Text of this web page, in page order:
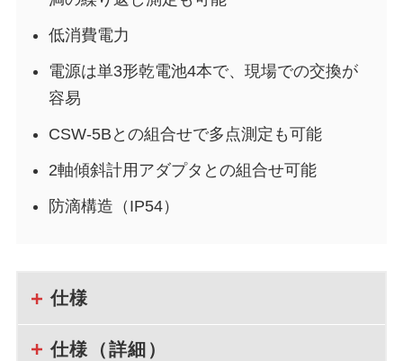
低消費電力
電源は単3形乾電池4本で、現場での交換が
容易
CSW-5Bとの組合せで多点測定も可能
2軸傾斜計用アダプタとの組合せ可能
防滴構造（IP54）
仕様
仕様（詳細）